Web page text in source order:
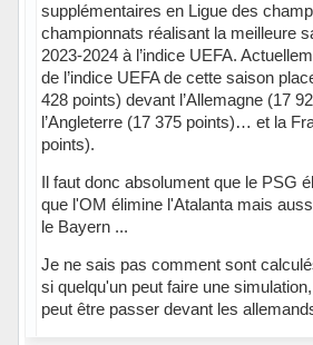
supplémentaires en Ligue des
championnats réalisant la meilleure
2023-2024 à l’indice UEFA.
de l’indice UEFA de cette saison
428 points) devant l’Allemagne (17
l’Angleterre (17 375 points)… et la
points).
Il faut donc absolument que le PSG
que l'OM élimine l'Atalanta mais
le Bayern ...
Je ne sais pas comment sont
si quelqu'un peut faire une
peut être passer devant les